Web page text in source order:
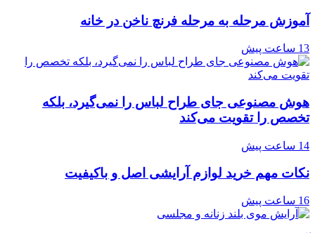
آموزش مرحله به مرحله فرنچ ناخن در خانه
13 ساعت پیش
هوش مصنوعی جای طراح لباس را نمی‌گیرد، بلکه
تخصص را تقویت می‌کند
14 ساعت پیش
نکات مهم خرید لوازم آرایشی اصل و باکیفیت
16 ساعت پیش